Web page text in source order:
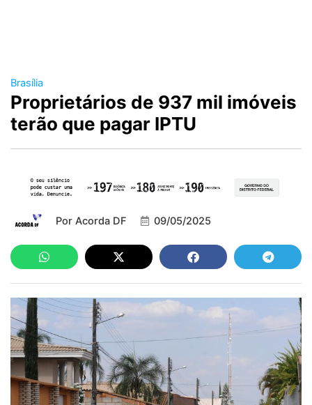
Brasília
Proprietários de 937 mil imóveis
terão que pagar IPTU
Por Acorda DF 09/05/2025